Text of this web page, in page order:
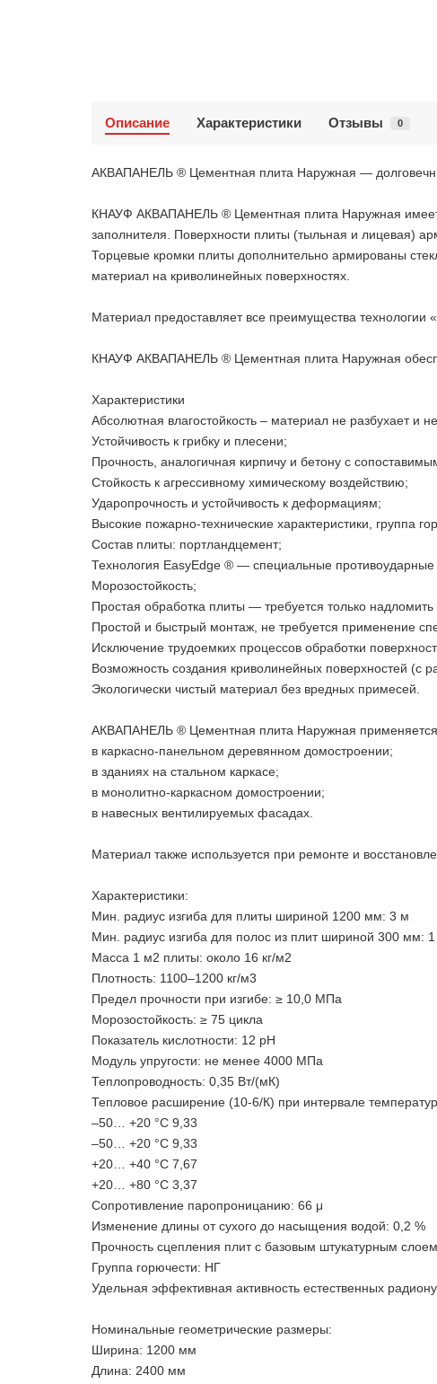
Описание Характеристики Отзывы 0
АКВАПАНЕЛЬ ® Цементная плита Наружная —
КНАУФ АКВАПАНЕЛЬ ® Цементная плита Наружная имеет
заполнителя. Поверхности плиты (тыльная и лицевая)
Торцевые кромки плиты дополнительно армированы
материал на криволинейных поверхностях.
Материал предоставляет все преимущества технологии
КНАУФ АКВАПАНЕЛЬ ® Цементная плита Наружная
Характеристики
Абсолютная влагостойкость – материал не разбухает и
Устойчивость к грибку и плесени;
Прочность, аналогичная кирпичу и бетону с
Стойкость к агрессивному химическому воздействию;
Ударопрочность и устойчивость к деформациям;
Высокие пожарно-технические характеристики, группа
Состав плиты: портландцемент;
Технология EasyEdge ® — специальные противоударные
Морозостойкость;
Простая обработка плиты — требуется только надломить
Простой и быстрый монтаж, не требуется применение
Исключение трудоемких процессов обработки
Возможность создания криволинейных поверхностей (с
Экологически чистый материал без вредных примесей.
АКВАПАНЕЛЬ ® Цементная плита Наружная применяется
в каркасно-панельном деревянном домостроении;
в зданиях на стальном каркасе;
в монолитно-каркасном домостроении;
в навесных вентилируемых фасадах.
Материал также используется при ремонте и
Характеристики:
Мин. радиус изгиба для плиты шириной 1200 мм: 3 м
Мин. радиус изгиба для полос из плит шириной 300 мм:
Масса 1 м2 плиты: около 16 кг/м2
Плотность: 1100–1200 кг/м3
Предел прочности при изгибе: ≥ 10,0 МПа
Морозостойкость: ≥ 75 цикла
Показатель кислотности: 12 pH
Модуль упругости: не менее 4000 МПа
Теплопроводность: 0,35 Вт/(мК)
Тепловое расширение (10-6/К) при интервале температур
–50… +20 °C 9,33
–50… +20 °C 9,33
+20… +40 °C 7,67
+20… +80 °C 3,37
Сопротивление паропроницанию: 66 μ
Изменение длины от сухого до насыщения водой: 0,2 %
Прочность сцепления плит с базовым штукатурным
Группа горючести: НГ
Удельная эффективная активность естественных
Номинальные геометрические размеры:
Ширина: 1200 мм
Длина: 2400 мм